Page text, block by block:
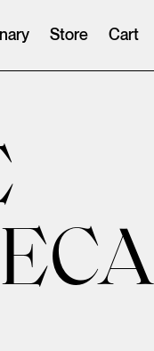
Store Cart